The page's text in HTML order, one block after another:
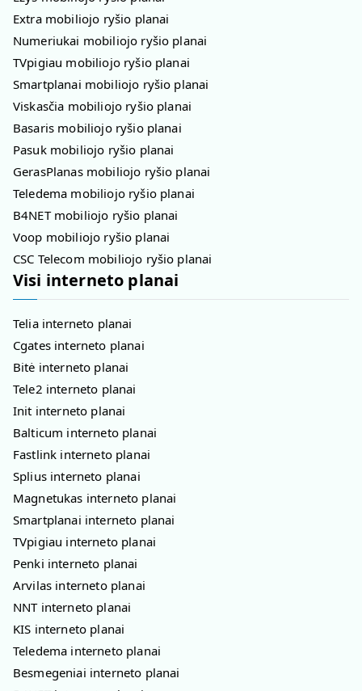
Extra mobiliojo ryšio planai
Numeriukai mobiliojo ryšio planai
TVpigiau mobiliojo ryšio planai
Smartplanai mobiliojo ryšio planai
Viskasčia mobiliojo ryšio planai
Basaris mobiliojo ryšio planai
Pasuk mobiliojo ryšio planai
GerasPlanas mobiliojo ryšio planai
Teledema mobiliojo ryšio planai
B4NET mobiliojo ryšio planai
Voop mobiliojo ryšio planai
CSC Telecom mobiliojo ryšio planai
Visi interneto planai
Telia interneto planai
Cgates interneto planai
Bitė interneto planai
Tele2 interneto planai
Init interneto planai
Balticum interneto planai
Fastlink interneto planai
Splius interneto planai
Magnetukas interneto planai
Smartplanai interneto planai
TVpigiau interneto planai
Penki interneto planai
Arvilas interneto planai
NNT interneto planai
KIS interneto planai
Teledema interneto planai
Besmegeniai interneto planai